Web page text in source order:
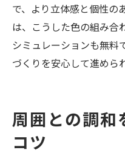
で、より立体感と個性の
は、こうした色の組み合
シミュレーションも無料
づくりを安心して進めら
周囲との調和
コツ